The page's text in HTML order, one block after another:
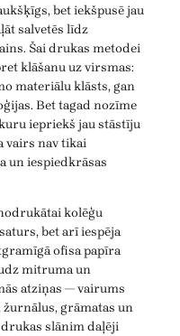
bet iekšpusē jau
salvetēs līdz
Šai drukas metodei
klāšanu uz virsmas:
materiālu klāsts, gan
Bet tagad nozīme
iepriekš jau stāstīju
vairs nav tikai
un iespiedkrāsas
kolēģu
bet arī iespēja
ofisa papīra
mitruma un
atziņas — vairums
žurnālus, grāmatas un
slānim daļēji